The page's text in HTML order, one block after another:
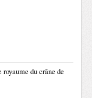
du crâne de